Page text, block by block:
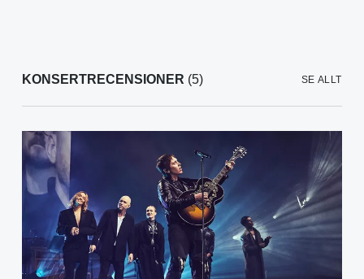
KONSERTRECENSIONER (5) SE ALLT